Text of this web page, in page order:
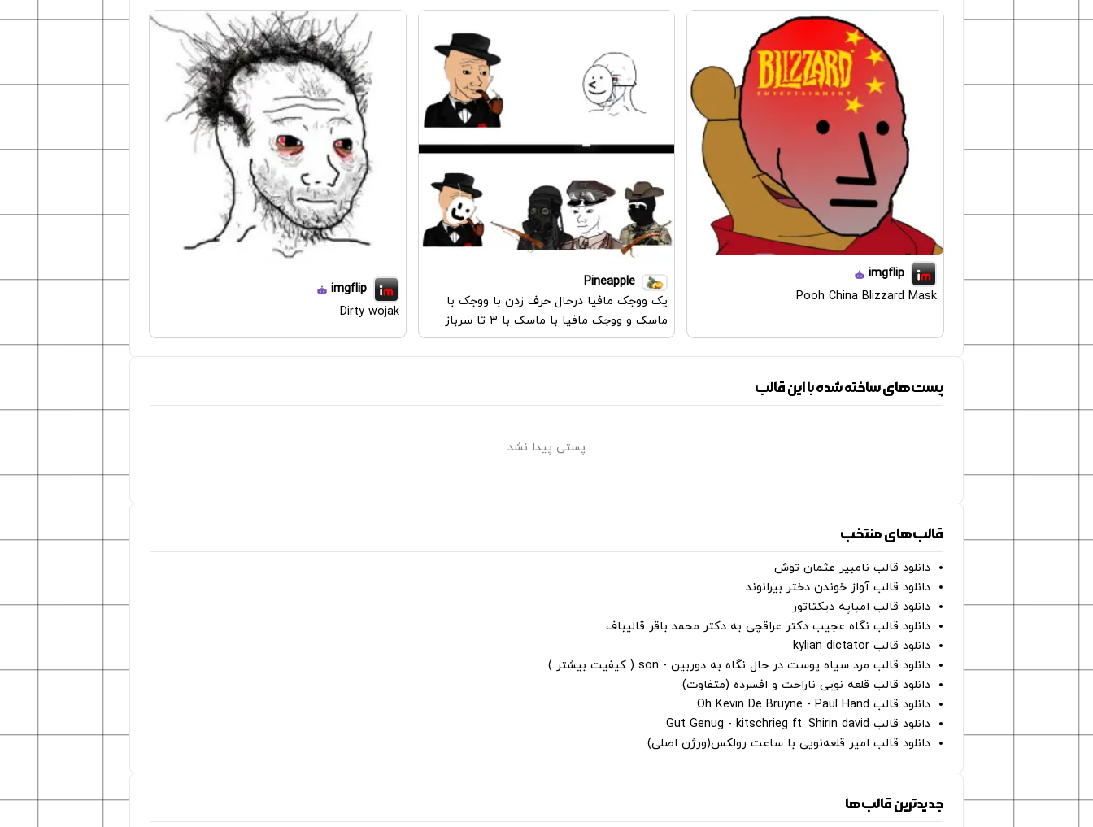
imgflip
Pooh China Blizzard Mask
Pineapple
یک ووجک مافیا درحال حرف زدن با ووجک با
ماسک و ووجک مافیا با ماسک با ۳ تا سرباز
imgflip
Dirty wojak
پست‌های ساخته شده با این قالب
پستی پیدا نشد
قالب‌های منتخب
دانلود قالب نامبیر عثمان ‌توش
دانلود قالب آواز خوندن دختر بیرانوند
دانلود قالب امباپه دیکتاتور
دانلود قالب نگاه عجیب دکتر عراقچی به دکتر محمد باقر قالیباف
دانلود قالب kylian dictator
دانلود قالب مرد سیاه پوست در حال نگاه به دوربین - son ( کیفیت بیشتر )
دانلود قالب قلعه نویی ناراحت و افسرده (متفاوت)
دانلود قالب Oh Kevin De Bruyne - Paul Hand
دانلود قالب Gut Genug - kitschrieg ft. Shirin david
دانلود قالب امیر قلعه‌نویی با ساعت رولکس(ورژن اصلی)
جدیدترین قالب‌ها